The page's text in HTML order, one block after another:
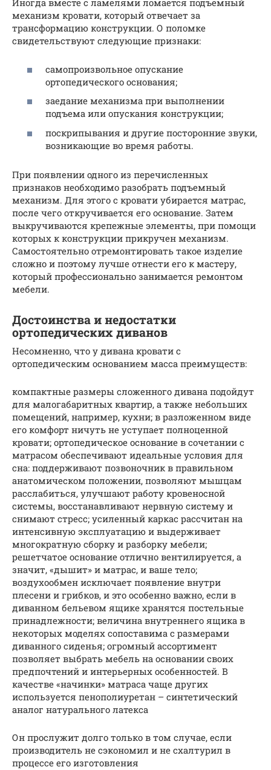
Иногда вместе с ламелями ломается подъемный
механизм кровати, который отвечает за
трансформацию конструкции. О поломке
свидетельствуют следующие признаки:
самопроизвольное опускание
ортопедического основания;
заедание механизма при выполнении
подъема или опускания конструкции;
поскрипывания и другие посторонние звуки,
возникающие во время работы.
При появлении одного из перечисленных
признаков необходимо разобрать подъемный
механизм. Для этого с кровати убирается матрас,
после чего откручивается его основание. Затем
выкручиваются крепежные элементы, при помощи
которых к конструкции прикручен механизм.
Самостоятельно отремонтировать такое изделие
сложно и поэтому лучше отнести его к мастеру,
который профессионально занимается ремонтом
мебели.
Достоинства и недостатки
ортопедических диванов
Несомненно, что у дивана кровати с
ортопедическим основанием масса преимуществ:
компактные размеры сложенного дивана подойдут
для малогабаритных квартир, а также небольших
помещений, например, кухни; в разложенном виде
его комфорт ничуть не уступает полноценной
кровати; ортопедическое основание в сочетании с
матрасом обеспечивают идеальные условия для
сна: поддерживают позвоночник в правильном
анатомическом положении, позволяют мышцам
расслабиться, улучшают работу кровеносной
системы, восстанавливают нервную систему и
снимают стресс; усиленный каркас рассчитан на
интенсивную эксплуатацию и выдерживает
многократную сборку и разборку мебели;
решетчатое основание отлично вентилируется, а
значит, «дышит» и матрас, и ваше тело;
воздухообмен исключает появление внутри
плесени и грибков, и это особенно важно, если в
диванном бельевом ящике хранятся постельные
принадлежности; величина внутреннего ящика в
некоторых моделях сопоставима с размерами
диванного сиденья; огромный ассортимент
позволяет выбрать мебель на основании своих
предпочтений и интерьерных особенностей. В
качестве «начинки» матраса чаще других
используется пенополиуретан – синтетический
аналог натурального латекса
Он прослужит долго только в том случае, если
производитель не сэкономил и не схалтурил в
процессе его изготовления